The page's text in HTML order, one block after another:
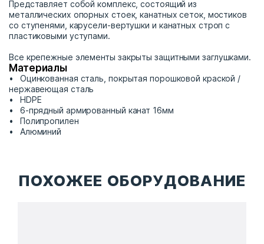
Представляет собой комплекс, состоящий из
металлических опорных стоек, канатных сеток, мостиков
со ступенями, карусели-вертушки и канатных строп с
пластиковыми уступами.
Все крепежные элементы закрыты защитными заглушками.
Материалы
Оцинкованная сталь, покрытая порошковой краской /
нержавеющая сталь
HDPE
6-прядный армированный канат 16мм
Полипропилен
Алюминий
ПОХОЖЕЕ ОБОРУДОВАНИЕ